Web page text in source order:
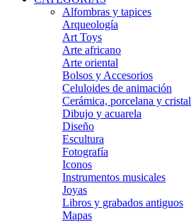
Alfombras y tapices
Arqueología
Art Toys
Arte africano
Arte oriental
Bolsos y Accesorios
Celuloides de animación
Cerámica, porcelana y cristal
Dibujo y acuarela
Diseño
Escultura
Fotografía
Iconos
Instrumentos musicales
Joyas
Libros y grabados antiguos
Mapas